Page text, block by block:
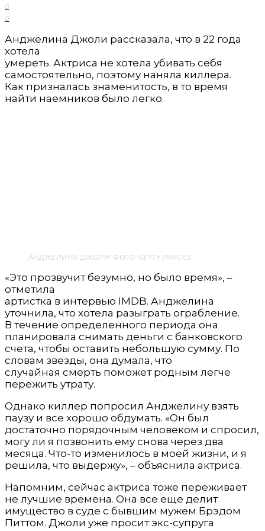
0
0
Анджелина Джоли рассказала, что в 22 года
хотела
умереть. Актриса не хотела убивать себя
самостоятельно, поэтому наняла киллера.
Как призналась знаменитость, в то время
найти наемников было легко.
АНДЖЕЛИНА ДЖОЛИ. ФОТО: GETTY IMAGES
«Это прозвучит безумно, но было время», –
отметила
артистка в интервью IMDB. Анджелина
уточнила, что хотела разыграть ограбление.
В течение определенного периода она
планировала снимать деньги с банковского
счета, чтобы оставить небольшую сумму. По
словам звезды, она думала, что
случайная смерть поможет родным легче
пережить утрату.
Однако киллер попросил Анджелину взять
паузу и все хорошо обдумать. «Он был
достаточно порядочным человеком и спросил,
могу ли я позвонить ему снова через два
месяца. Что-то изменилось в моей жизни, и я
решила, что выдержу», – объяснила актриса.
Напомним, сейчас актриса тоже переживает
не лучшие времена. Она все еще делит
имущество в суде с бывшим мужем Брэдом
Питтом. Джоли уже просит экс-супруга